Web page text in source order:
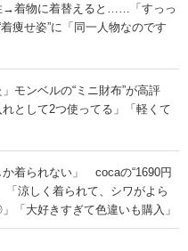
→着物に着替えると……「すっっ
痩せ姿”に「同一人物なのです
モンベルの“ミニ財布”が高評
として2つ使ってる」「軽くて
か着られない」 cocaの“1690円
涼しく着られて、シワがよら
「大好きすぎて色違いも購入」